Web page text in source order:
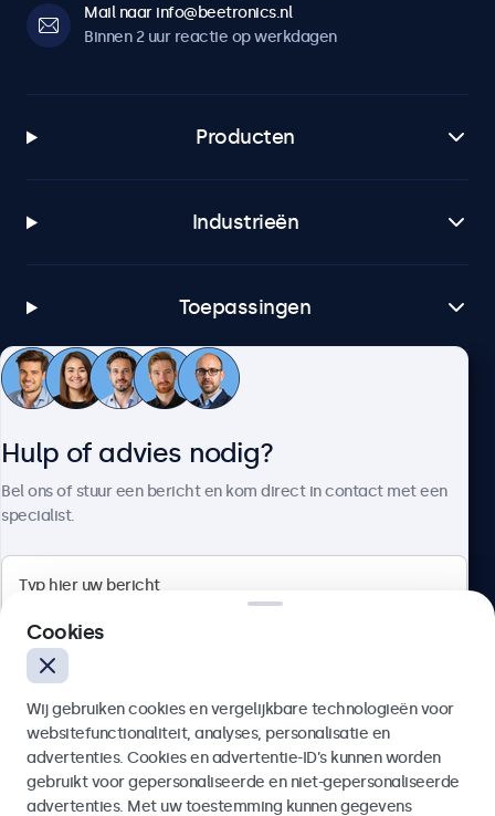
Mail naar info@beetronics.nl
Binnen 2 uur reactie op werkdagen
Producten
Industrieën
Toepassingen
Klantenservice
4.8/5 door 5000+ bedrijven
Nederlands
Hulp of advies nodig?
Bel ons of stuur een bericht en kom direct in contact met een
specialist.
Verzenden
Cookies
Wij gebruiken cookies en vergelijkbare technologieën voor
websitefunctionaliteit, analyses, personalisatie en
advertenties. Cookies en advertentie-ID’s kunnen worden
gebruikt voor gepersonaliseerde en niet-gepersonaliseerde
advertenties. Met uw toestemming kunnen gegevens